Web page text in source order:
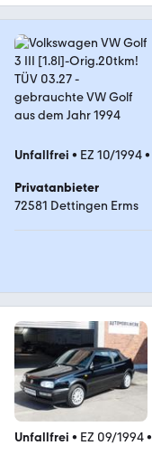
Unfallfrei • EZ 10/1994•
Privatanbieter
72581 Dettingen Erms
Unfallfrei • EZ 09/1994•